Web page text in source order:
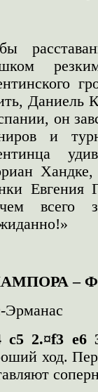
Даниель
он
и
Хандке,
Евгения
всего
–
Эрманас
c5 2.¤f3 e6
ход.